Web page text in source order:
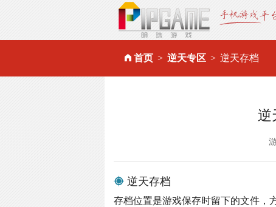
首页 逆天专区 逆天存档
逆
逆天存档
存档位置是游戏保存时留下的文件，